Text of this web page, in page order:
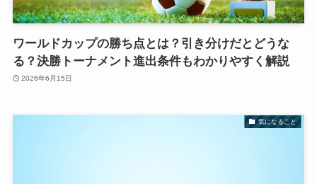
ワールドカップの勝ち点とは？引き分けだとどうな
る？決勝トーナメント進出条件もわかりやすく解説
2026年6月15日
気になること